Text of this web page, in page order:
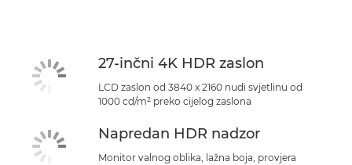
27-inčni 4K HDR zaslon
LCD zaslon od 3840 x 2160 nudi svjetlinu od
1000 cd/m² preko cijelog zaslona
Napredan HDR nadzor
Monitor valnog oblika, lažna boja, provjera